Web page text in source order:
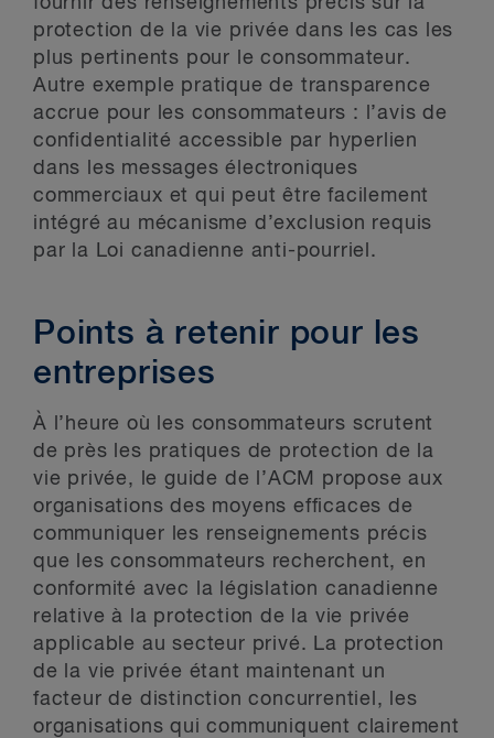
protection de la vie privée dans les cas les
plus pertinents pour le consommateur.
Autre exemple pratique de transparence
accrue pour les consommateurs : l’avis de
confidentialité accessible par hyperlien
dans les messages électroniques
commerciaux et qui peut être facilement
intégré au mécanisme d’exclusion requis
par la Loi canadienne anti-pourriel.
Points à retenir pour les
entreprises
À l’heure où les consommateurs scrutent
de près les pratiques de protection de la
vie privée, le guide de l’ACM propose aux
organisations des moyens efficaces de
communiquer les renseignements précis
que les consommateurs recherchent, en
conformité avec la législation canadienne
relative à la protection de la vie privée
applicable au secteur privé. La protection
de la vie privée étant maintenant un
facteur de distinction concurrentiel, les
organisations qui communiquent clairement